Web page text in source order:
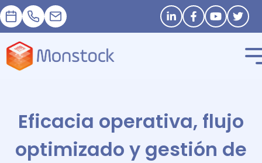
Cita +33 1 83 62 25 41
contact@monstock.net Stay in touch
Eficacia operativa, flujo
optimizado y gestión de